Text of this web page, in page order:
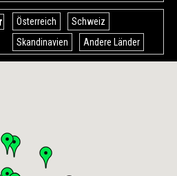
Österreich
Schweiz
Skandinavien
Andere Länder